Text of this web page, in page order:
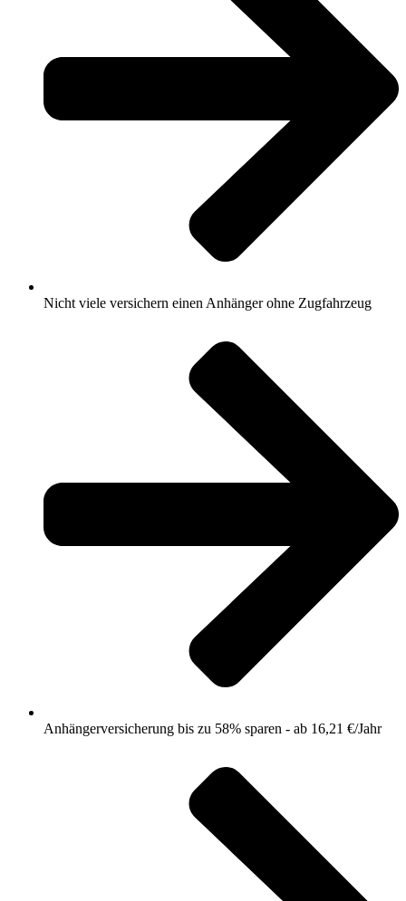
Nicht viele versichern einen Anhänger ohne Zugfahrzeug
Anhängerversicherung bis zu 58% sparen - ab 16,21 €/Jahr